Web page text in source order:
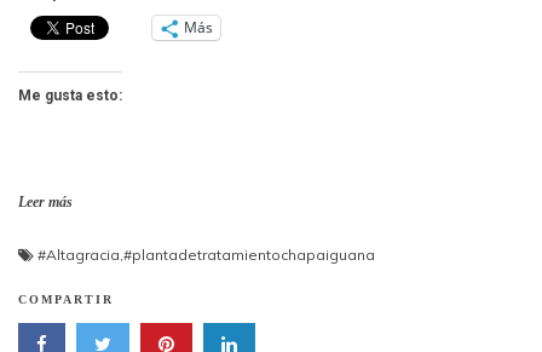
Más
Me gusta esto:
Leer más
#Altagracia #plantadetratamientochapaiguana
COMPARTIR